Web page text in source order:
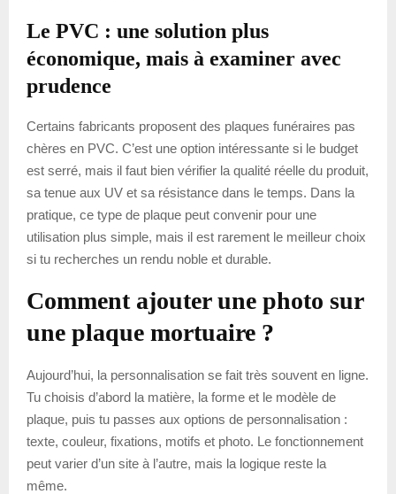
Le PVC : une solution plus
économique, mais à examiner avec
prudence
Certains fabricants proposent des plaques funéraires pas
chères en PVC. C’est une option intéressante si le budget
est serré, mais il faut bien vérifier la qualité réelle du produit,
sa tenue aux UV et sa résistance dans le temps. Dans la
pratique, ce type de plaque peut convenir pour une
utilisation plus simple, mais il est rarement le meilleur choix
si tu recherches un rendu noble et durable.
Comment ajouter une photo sur
une plaque mortuaire ?
Aujourd’hui, la personnalisation se fait très souvent en ligne.
Tu choisis d’abord la matière, la forme et le modèle de
plaque, puis tu passes aux options de personnalisation :
texte, couleur, fixations, motifs et photo. Le fonctionnement
peut varier d’un site à l’autre, mais la logique reste la
même.